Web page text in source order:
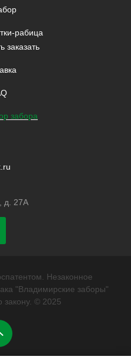
рабица
заказать
забора
д. 27А
Незаконное
"Владимирские заборы"
закону. © 2025